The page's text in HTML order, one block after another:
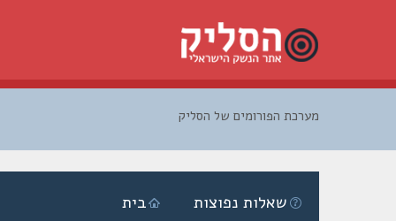
מערכת הפורומים של הסליק
בית שאלות נפוצות